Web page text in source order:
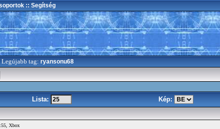
:: Segítség
Legújabb tag: ryansonu68
Lista: Kép:
Xbox